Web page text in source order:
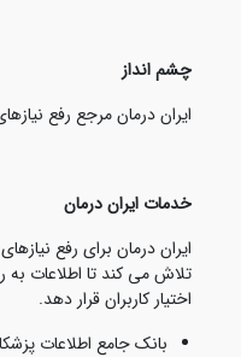
چشم انداز
ایران درمان مرجع رفع
خدمات ایران درمان
ایران درمان برای رفع
تلاش می کند تا اطلاعات
اختیار کاربران قرار دهد.
بانک جامع اطلاعات